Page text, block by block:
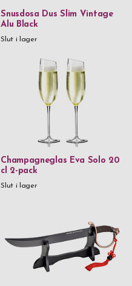
Snusdosa Dus Slim Vintage
Alu Black
Slut i lager
Champagneglas Eva Solo 20
cl 2-pack
Slut i lager